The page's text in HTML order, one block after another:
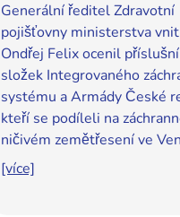
Generální ředitel Zdravotní
pojišťovny ministerstva
Ondřej Felix ocenil
složek Integrovaného
systému a Armády České
kteří se podíleli na
ničivém zemětřesení ve
[více]